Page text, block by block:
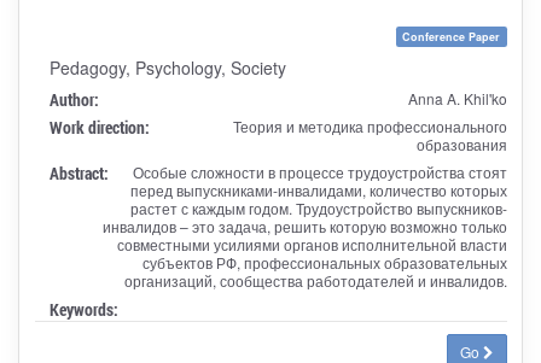
Conference Paper
Pedagogy, Psychology, Society
Author: Anna A. Khil'ko
Work direction:
Теория и методика профессионального
образования
Abstract:
Особые сложности в процессе трудоустройства стоят
перед выпускниками-инвалидами, количество которых
растет с каждым годом. Трудоустройство выпускников-
инвалидов – это задача, решить которую возможно только
совместными усилиями органов исполнительной власти
субъектов РФ, профессиональных образовательных
организаций, сообщества работодателей и инвалидов.
Keywords:
Go